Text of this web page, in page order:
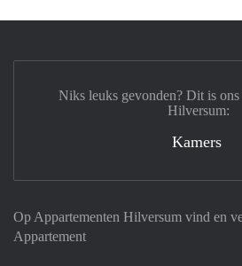
Op Appartementen Hilversum vind en
Appartement
Niks leuks gevonden? Dit is ons
Hilversum:
Kamers